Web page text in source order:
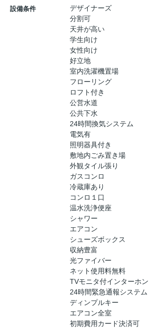
設備条件
デザイナーズ
分割可
天井が高い
学生向け
女性向け
好立地
室内洗濯機置場
フローリング
ロフト付き
公営水道
公共下水
24時間換気システム
電気有
照明器具付き
敷地内ごみ置き場
外観タイル張り
ガスコンロ
冷蔵庫あり
コンロ１口
温水洗浄便座
シャワー
エアコン
シューズボックス
収納豊富
光ファイバー
ネット使用料無料
TVモニタ付インターホン
24時間緊急通報システム
ディンプルキー
エアコン全室
初期費用カード決済可